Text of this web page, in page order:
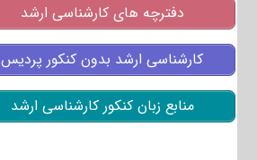
دفترچه های کارشناسی ارشد
کارشناسی ارشد بدون کنکور پردیس
منابع زبان کنکور کارشناسی ارشد